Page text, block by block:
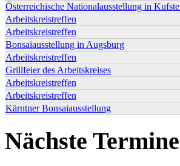
Österreichische Nationalausstellung in
Arbeitskreistreffen
Arbeitskreistreffen
Bonsaiausstellung in Augsburg
Arbeitskreistreffen
Grillfeier des Arbeitskreises
Arbeitskreistreffen
Arbeitskreistreffen
Kärntner Bonsaiausstellung
Nächste Termine